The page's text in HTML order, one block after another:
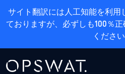
サイト翻訳には人工知能を利用
ておりますが、必ずしも100％
ください